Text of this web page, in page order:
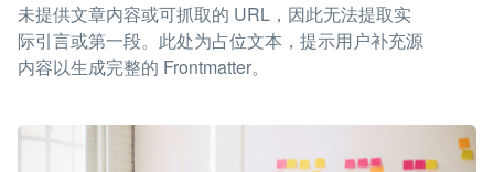
未提供文章内容或可抓取的 URL，因此无法提取实
际引言或第一段。此处为占位文本，提示用户补充源
内容以生成完整的 Frontmatter。